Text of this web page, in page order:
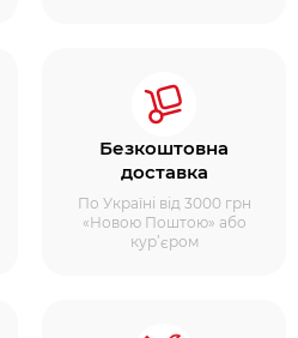
Безкоштовна
доставка
По Україні від 3000 грн
«Новою Поштою» або
кур’єром